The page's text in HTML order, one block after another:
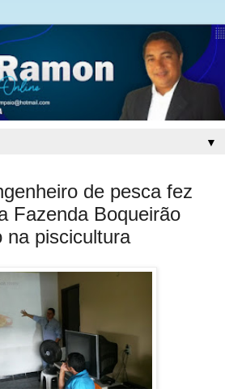
▼
de pesca fez
Fazenda Boqueirão
na piscicultura